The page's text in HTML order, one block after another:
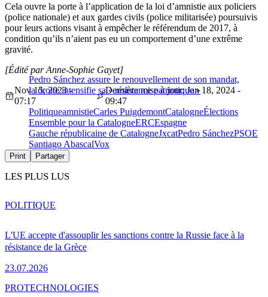
Cela ouvre la porte à l’application de la loi d’amnistie aux policiers
(police nationale) et aux gardes civils (police militarisée) poursuivis
pour leurs actions visant à empêcher le référendum de 2017, à
condition qu’ils n’aient pas eu un comportement d’une extrême
gravité.
Pedro Sánchez assure le renouvellement de son mandat,
la droite intensifie sa « résistance patriotique »
[Édité par Anne-Sophie Gayet]
Nov 15, 2023 -
07:17
Dernière mise à jour: Jan 18, 2024 -
09:47
PolitiqueamnistieCarles PuigdemontCatalogneÉlections
Ensemble pour la CatalogneERCEspagne
Gauche républicaine de CatalogneJxcatPedro SánchezPSOE
Santiago AbascalVox
Print Partager
LES PLUS LUS
L'UE accepte d'assouplir les sanctions contre la Russie face à la
résistance de la Grèce
23.07.2026
POLITIQUE
PROTECHNOLOGIES